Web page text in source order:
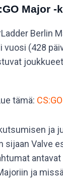
Major -
Berlin
vuosi (428
tämä:
ja
sijaan Valve
ja